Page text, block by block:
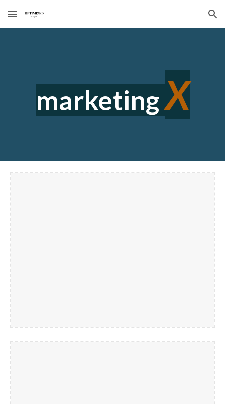
Skip to main content Skip to navigation
marketingX